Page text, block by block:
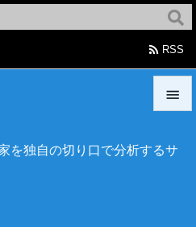
を独自の切り口で分析するサ

メニュ
 RSS